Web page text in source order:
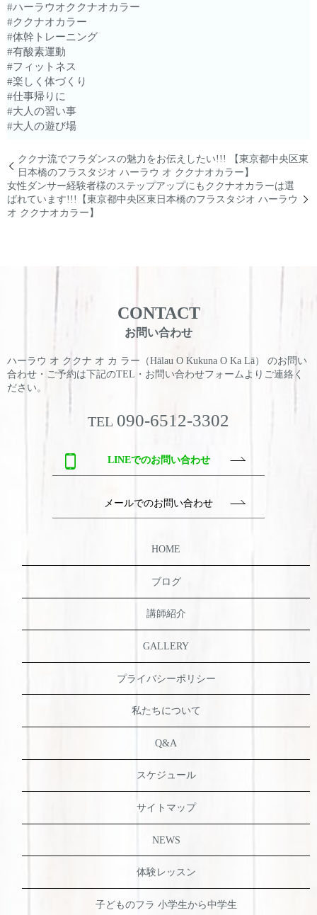
#ハーラウオククナオカラー
#ククナオカラー
#体幹トレーニング
#有酸素運動
#フィットネス
#楽しく体づくり
#仕事帰りに
#大人の習い事
#大人の遊び場
ククナ流でフラダンスの魅力をお伝えしたい!!! 【東京都中央区東
日本橋のフラスタジオ ハーラウ オ ククナオカラー】
女性ダンサー経験者様のステップアップにもククナオカラーは選
ばれています!!!【東京都中央区東日本橋のフラスタジオ ハーラウ
オ ククナオカラー】
CONTACT
お問い合わせ
ハーラウ オ ククナ オ カ ラー（Hālau O Kukuna O Ka Lā） のお問い
合わせ・ご予約は下記のTEL・お問い合わせフォームよりご連絡く
ださい。
TEL 090-6512-3302
LINEでのお問い合わせ
メールでのお問い合わせ
HOME
ブログ
講師紹介
GALLERY
プライバシーポリシー
私たちについて
Q&A
スケジュール
サイトマップ
NEWS
体験レッスン
子どものフラ 小学生から中学生